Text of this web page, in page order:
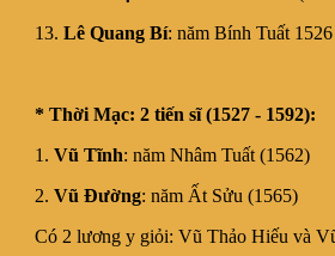
13. Lê Quang Bí: năm Bính Tuất
* Thời Mạc: 2 tiến sĩ (1527 - 1592):
1. Vũ Tĩnh: năm Nhâm Tuất (1562)
2. Vũ Đường: năm Ất Sửu (1565)
Có 2 lương y giỏi: Vũ Thảo Hiếu và